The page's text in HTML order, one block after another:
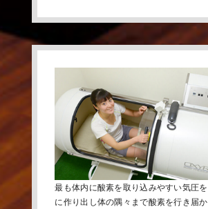
最も体内に酸素を取り込みやすい気圧
に作り出し体の隅々まで酸素を行き届